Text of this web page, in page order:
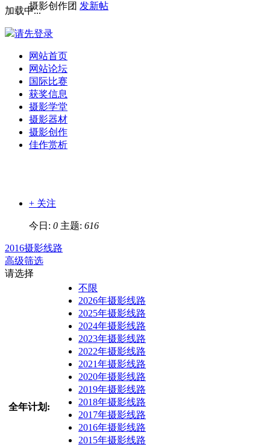
加载中...
请先登录
网站首页
网站论坛
国际比赛
获奖信息
摄影学堂
摄影器材
摄影创作
佳作赏析
摄影创作团 发新帖
+ 关注
今日: 0 主题: 616
2016摄影线路
高级筛选
请选择
全年计划:
不限
2026年摄影线路
2025年摄影线路
2024年摄影线路
2023年摄影线路
2022年摄影线路
2021年摄影线路
2020年摄影线路
2019年摄影线路
2018年摄影线路
2017年摄影线路
2016年摄影线路
2015年摄影线路